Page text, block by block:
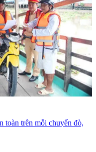
toàn trên mỗi chuyến đò,